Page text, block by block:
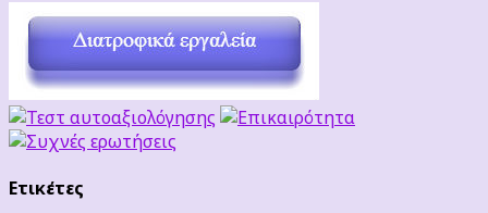
Ετικέτες